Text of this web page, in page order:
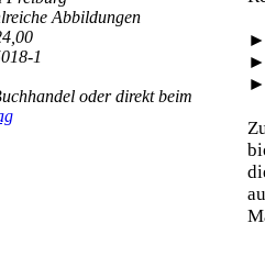
Abbildungen
1
oder direkt beim